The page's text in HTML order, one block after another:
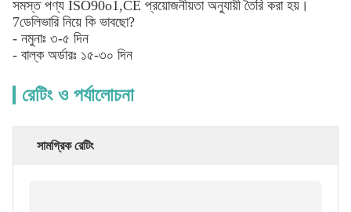
সমস্ত পণ্য ISO90o1,CE প্রয়োজনীয়তা অনুযায়ী তৈরি করা হয়।
7ডেলিভারি নিয়ে কি ভাবছো?
- নমুনাঃ ৩-৫ দিন
- বাল্ক অর্ডারঃ ১৫-৩০ দিন
রেটিং ও পর্যালোচনা
সামগ্রিক রেটিং